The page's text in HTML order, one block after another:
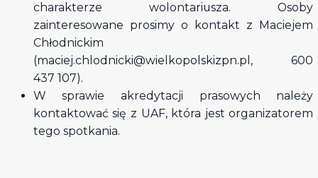
charakterze wolontariusza. Osoby
zainteresowane prosimy o kontakt z Maciejem
Chłodnickim
(maciej.chlodnicki@wielkopolskizpn.pl, 600
437 107).
W sprawie akredytacji prasowych należy
kontaktować się z UAF, która jest organizatorem
tego spotkania.